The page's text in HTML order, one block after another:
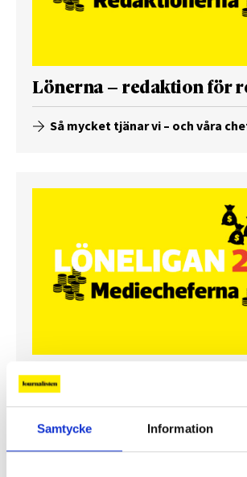
Samtycke Information
Lönerna – redaktion för
Så mycket tjänar vi – och våra
Så mycket tjänar